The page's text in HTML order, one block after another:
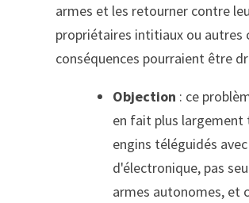
armes et les retourner contre
propriétaires intitiaux ou autres
conséquences pourraient être
Objection : ce
en fait plus largement
engins téléguidés
d'électronique, pas
armes autonomes, et